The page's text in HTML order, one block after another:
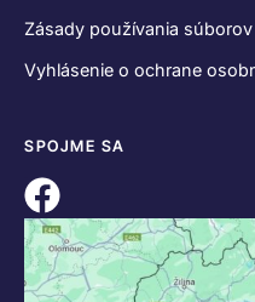
Zásady používania
Vyhlásenie o ochrane
SPOJME SA